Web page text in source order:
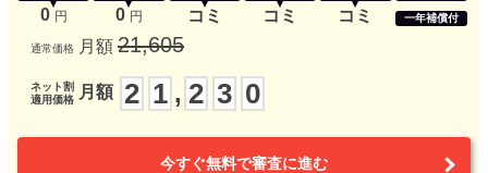
0 円 0 円 コミ コミ コミ 一年補償付
通常価格 月額 21,605
ネット割
適用価格
月額 2 1 , 2 3 0
今すぐ無料で審査に進む